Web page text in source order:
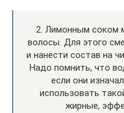
2. Лимонным соком
волосы. Для этого
и нанести состав на
Надо помнить, что
если они
использовать
жирные,